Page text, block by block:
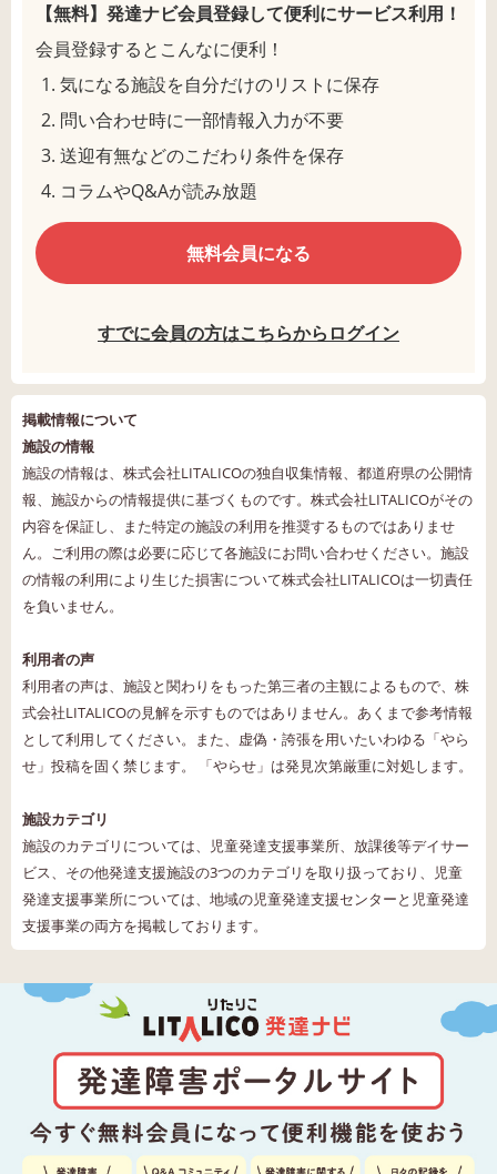
【無料】発達ナビ会員登録して便利にサービス利用！
会員登録するとこんなに便利！
気になる施設を自分だけのリストに保存
問い合わせ時に一部情報入力が不要
送迎有無などのこだわり条件を保存
コラムやQ&Aが読み放題
無料会員になる
すでに会員の方はこちらからログイン
掲載情報について
施設の情報
施設の情報は、株式会社LITALICOの独自収集情報、都道府県の公開情
報、施設からの情報提供に基づくものです。株式会社LITALICOがその
内容を保証し、また特定の施設の利用を推奨するものではありませ
ん。ご利用の際は必要に応じて各施設にお問い合わせください。施設
の情報の利用により生じた損害について株式会社LITALICOは一切責任
を負いません。
利用者の声
利用者の声は、施設と関わりをもった第三者の主観によるもので、株
式会社LITALICOの見解を示すものではありません。あくまで参考情報
として利用してください。また、虚偽・誇張を用いたいわゆる「やら
せ」投稿を固く禁じます。 「やらせ」は発見次第厳重に対処します。
施設カテゴリ
施設のカテゴリについては、児童発達支援事業所、放課後等デイサー
ビス、その他発達支援施設の3つのカテゴリを取り扱っており、児童
発達支援事業所については、地域の児童発達支援センターと児童発達
支援事業の両方を掲載しております。